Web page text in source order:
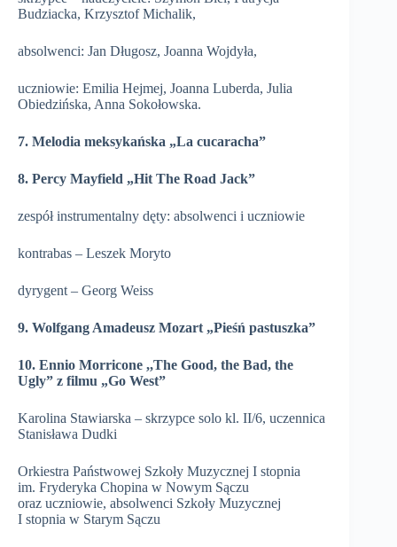
Budziacka, Krzysztof Michalik,
absolwenci: Jan Długosz, Joanna Wojdyła,
uczniowie: Emilia Hejmej, Joanna Luberda, Julia
Obiedzińska, Anna Sokołowska.
7. Melodia meksykańska „La cucaracha”
8. Percy Mayfield „Hit The Road Jack”
zespół instrumentalny dęty: absolwenci i uczniowie
kontrabas – Leszek Moryto
dyrygent – Georg Weiss
9. Wolfgang Amadeusz Mozart „Pieśń pastuszka”
10. Ennio Morricone ,,The Good, the Bad, the
Ugly” z filmu „Go West”
Karolina Stawiarska – skrzypce solo kl. II/6, uczennica
Stanisława Dudki
Orkiestra Państwowej Szkoły Muzycznej I stopnia
im. Fryderyka Chopina w Nowym Sączu
oraz uczniowie, absolwenci Szkoły Muzycznej
I stopnia w Starym Sączu